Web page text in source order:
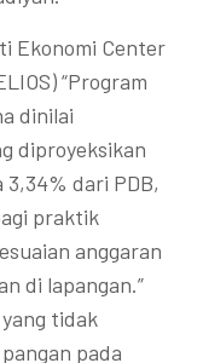
Ekonomi Center
“Program
dinilai
diproyeksikan
dari PDB,
praktik
anggaran
di lapangan.”
tidak
pada